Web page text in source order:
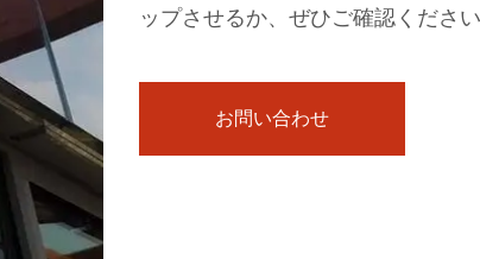
ップさせるか、ぜひご確認ください
お問い合わせ